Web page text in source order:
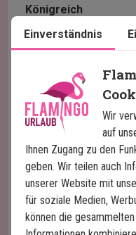
Königreich
Wenn Sie über das
ETA (Electronic
ist dies
Sie den
von einem anderen
weiterzufliegen, ist
Hause aus zu
Bei einer
empfehlen wir Ihnen,
Verbindung zu setzen
Einverständnis
Wir
auf
Ihnen Zugang zu den
geben. Wir teilen auch
unserer Website mit
für soziale Medien,
können die